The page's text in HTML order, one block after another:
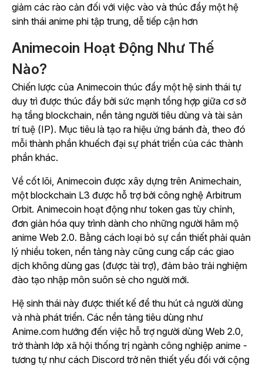
giảm các rào cản đối với việc vào và thúc đẩy một hệ
sinh thái anime phi tập trung, dễ tiếp cận hơn
Animecoin Hoạt Động Như Thế
Nào?
Chiến lược của Animecoin thúc đẩy một hệ sinh thái tự
duy trì được thúc đẩy bởi sức mạnh tổng hợp giữa cơ sở
hạ tầng blockchain, nền tảng người tiêu dùng và tài sản
trí tuệ (IP). Mục tiêu là tạo ra hiệu ứng bánh đà, theo đó
mỗi thành phần khuếch đại sự phát triển của các thành
phần khác.
Về cốt lõi, Animecoin được xây dựng trên Animechain,
một blockchain L3 được hỗ trợ bởi công nghệ Arbitrum
Orbit. Animecoin hoạt động như token gas tùy chỉnh,
đơn giản hóa quy trình dành cho những người hâm mộ
anime Web 2.0. Bằng cách loại bỏ sự cần thiết phải quản
lý nhiều token, nền tảng này cũng cung cấp các giao
dịch không dùng gas (được tài trợ), đảm bảo trải nghiệm
đào tạo nhập môn suôn sẻ cho người mới.
Hệ sinh thái này được thiết kế để thu hút cả người dùng
và nhà phát triển. Các nền tảng tiêu dùng như
Anime.com hướng đến việc hỗ trợ người dùng Web 2.0,
trở thành lớp xã hội thống trị ngành công nghiệp anime -
tương tự như cách Discord trở nên thiết yếu đối với cộng